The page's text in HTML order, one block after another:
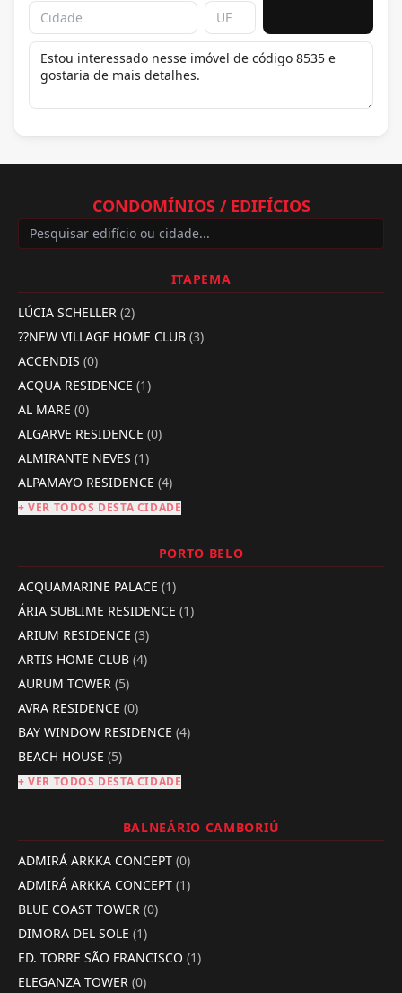
CONDOMÍNIOS / EDIFÍCIOS
ITAPEMA
LÚCIA SCHELLER (2)
??NEW VILLAGE HOME CLUB (3)
ACCENDIS (0)
ACQUA RESIDENCE (1)
AL MARE (0)
ALGARVE RESIDENCE (0)
ALMIRANTE NEVES (1)
ALPAMAYO RESIDENCE (4)
+ VER TODOS DESTA CIDADE
PORTO BELO
ACQUAMARINE PALACE (1)
ÁRIA SUBLIME RESIDENCE (1)
ARIUM RESIDENCE (3)
ARTIS HOME CLUB (4)
AURUM TOWER (5)
AVRA RESIDENCE (0)
BAY WINDOW RESIDENCE (4)
BEACH HOUSE (5)
+ VER TODOS DESTA CIDADE
BALNEÁRIO CAMBORIÚ
ADMIRÁ ARKKA CONCEPT (0)
ADMIRÁ ARKKA CONCEPT (1)
BLUE COAST TOWER (0)
DIMORA DEL SOLE (1)
ED. TORRE SÃO FRANCISCO (1)
ELEGANZA TOWER (0)